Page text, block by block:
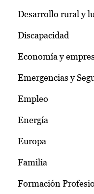
Desarrollo rural y
Discapacidad
Economía y
Emergencias y
Empleo
Energía
Europa
Familia
Formación